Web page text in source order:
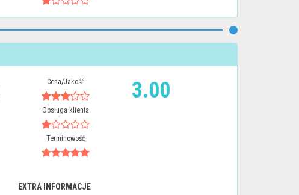
Cena/Jakość
Obsługa klienta
Terminowość
3.00
EXTRA INFORMACJE